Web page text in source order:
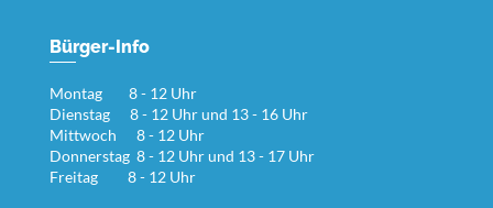
Bürger-Info
Montag 8 - 12 Uhr
Dienstag 8 - 12 Uhr und 13 - 16 Uhr
Mittwoch 8 - 12 Uhr
Donnerstag 8 - 12 Uhr und 13 - 17 Uhr
Freitag 8 - 12 Uhr